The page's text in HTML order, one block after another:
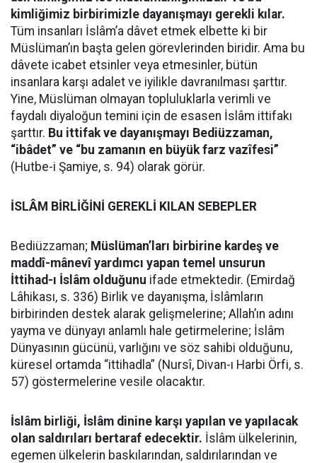
kimliğimiz birbirimizle dayanışmayı gerekli kılar.
Tüm insanları İslâm’a dâvet etmek elbette ki bir
Müslüman’ın başta gelen görevlerinden biridir. Ama bu
dâvete icabet etsinler veya etmesinler, bütün
insanlara karşı adalet ve iyilikle davranılması şarttır.
Yine, Müslüman olmayan topluluklarla verimli ve
faydalı diyaloğun temini için de esasen İslâm ittifakı
şarttır. Bu ittifak ve dayanışmayı Bediüzzaman,
“ibâdet” ve “bu zamanın en büyük farz vazîfesi”
(Hutbe-i Şamiye, s. 94) olarak görür.
İSLÂM BİRLİĞİNİ GEREKLİ KILAN SEBEPLER
Bediüzzaman; Müslüman’ları birbirine kardeş ve
maddî-mânevî yardımcı yapan temel unsurun
İttihad-ı İslâm olduğunu ifade etmektedir. (Emirdağ
Lâhikası, s. 336) Birlik ve dayanışma, İslâmların
birbirinden destek alarak gelişmelerine; Allah’ın adını
yayma ve dünyayı anlamlı hale getirmelerine; İslâm
Dünyasının gücünü, varlığını ve söz sahibi olduğunu,
küresel ortamda “ittihadla” (Nursî, Divan-ı Harbi Örfi, s.
57) göstermelerine vesile olacaktır.
İslâm birliği, İslâm dinine karşı yapılan ve yapılacak
olan saldırıları bertaraf edecektir. İslâm ülkelerinin,
egemen ülkelerin baskılarından, saldırılarından ve